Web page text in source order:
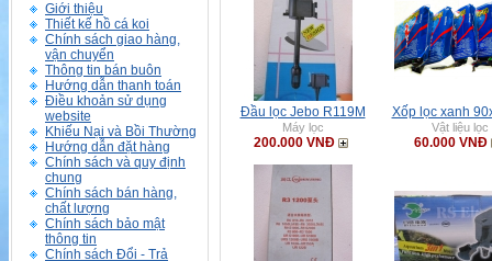
Giới thiệu
Thiết kế hồ cá koi
Chính sách giao hàng,
vận chuyển
Thông tin bán buôn
Hướng dẫn thanh toán
Điều khoản sử dụng
website
Khiếu Nại và Bồi Thường
Hướng dẫn đặt hàng
Chính sách và quy định
chung
Chính sách bán hàng,
chất lượng
Chính sách bảo mật
thông tin
Chính sách Đổi - Trả
Đầu lọc Jebo R119M
Máy lọc
200.000 VNĐ
Xốp lọc xanh
Vật liệu lọc
60.000 VNĐ